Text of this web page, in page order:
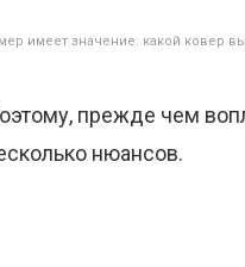
имеет значение: какой ковер
прежде чем
нюансов.